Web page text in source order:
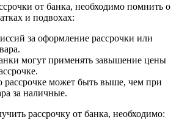
от банка, необходимо помнить о
и подвохах:
за оформление рассрочки или
могут применять завышение цены
рассрочке может быть выше, чем при
за наличные.
рассрочку от банка, необходимо: